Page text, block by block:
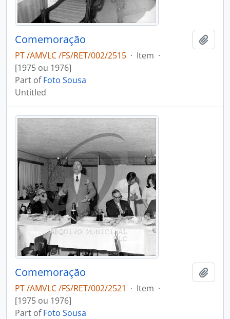
Comemoração
PT /AMVLC /FS/RET/002/2515 · Item ·
[1975 ou 1976]
Part ofFoto Sousa
Untitled
Comemoração
PT /AMVLC /FS/RET/002/2521 · Item ·
[1975 ou 1976]
Part ofFoto Sousa